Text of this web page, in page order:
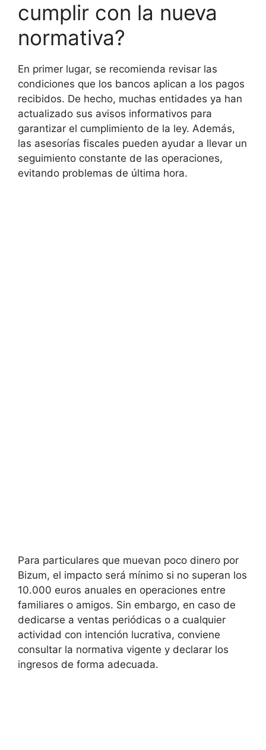
cumplir con la nueva
normativa?
En primer lugar, se recomienda revisar las
condiciones que los bancos aplican a los pagos
recibidos. De hecho, muchas entidades ya han
actualizado sus avisos informativos para
garantizar el cumplimiento de la ley. Además,
las asesorías fiscales pueden ayudar a llevar un
seguimiento constante de las operaciones,
evitando problemas de última hora.
Para particulares que muevan poco dinero por
Bizum, el impacto será mínimo si no superan los
10.000 euros anuales en operaciones entre
familiares o amigos. Sin embargo, en caso de
dedicarse a ventas periódicas o a cualquier
actividad con intención lucrativa, conviene
consultar la normativa vigente y declarar los
ingresos de forma adecuada.